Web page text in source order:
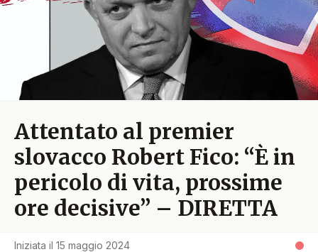
Attentato al premier
slovacco Robert Fico: “È in
pericolo di vita, prossime
ore decisive” – DIRETTA
Iniziata il 15 maggio 2024